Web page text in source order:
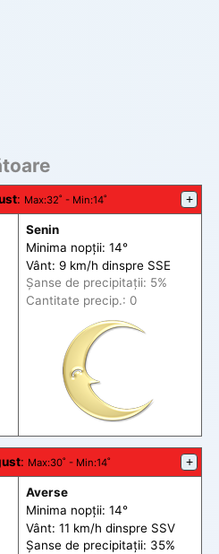
: Max:32˚ - Min:14˚ +
Senin
Minima nopții: 14°
Vânt: 9 km/h dinspre SSE
Șanse de precipitații: 5%
Cantitate precip.: 0
: Max:30˚ - Min:14˚ +
Averse
Minima nopții: 14°
Vânt: 11 km/h dinspre SSV
Șanse de precipitații: 35%